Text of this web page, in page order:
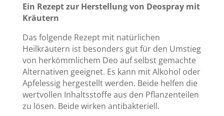
Ein Rezept zur Herstellung von Deospray mit
Kräutern
Das folgende Rezept mit natürlichen
Heilkräutern ist besonders gut für den Umstieg
von herkömmlichem Deo auf selbst gemachte
Alternativen geeignet. Es kann mit Alkohol oder
Apfelessig hergestellt werden. Beide helfen die
wertvollen Inhaltsstoffe aus den Pflanzenteilen
zu lösen. Beide wirken antibakteriell.